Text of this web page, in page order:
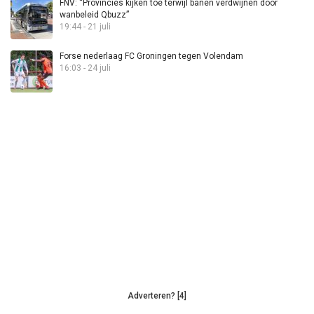
FNV: “Provincies kijken toe terwijl banen verdwijnen door
wanbeleid Qbuzz”
19:44 - 21 juli
Forse nederlaag FC Groningen tegen Volendam
16:03 - 24 juli
Adverteren? [4]